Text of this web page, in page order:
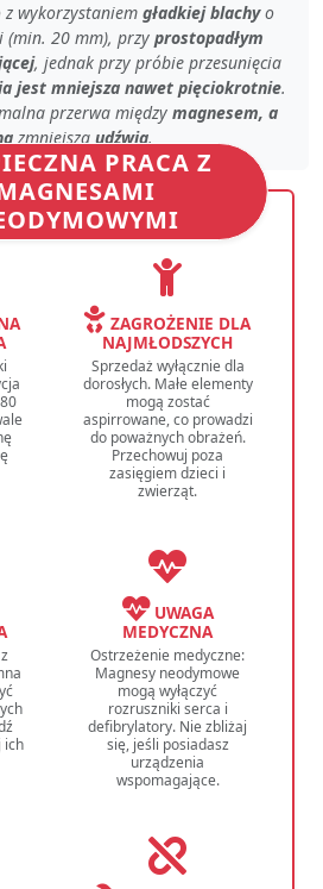
wykorzystaniem gładkiej blachyo
(min. 20 mm), przy prostopadłym
, jednak przy próbie przesunięcia
jest mniejsza nawet pięciokrotnie.
przerwa między magnesem, a
zmniejsza udźwig.
PRACA Z
ZAGROŻENIE DLA
NAJMŁODSZYCH
Sprzedaż wyłącznie dla
dorosłych. Małe elementy
mogą zostać
aspirrowane, co prowadzi
do poważnych obrażeń.
Przechowuj poza
zasięgiem dzieci i
zwierząt.
ich
UWAGA
MEDYCZNA
Ostrzeżenie medyczne:
Magnesy neodymowe
mogą wyłączyć
rozruszniki serca i
defibrylatory. Nie zbliżaj
się, jeśli posiadasz
urządzenia
wspomagające.